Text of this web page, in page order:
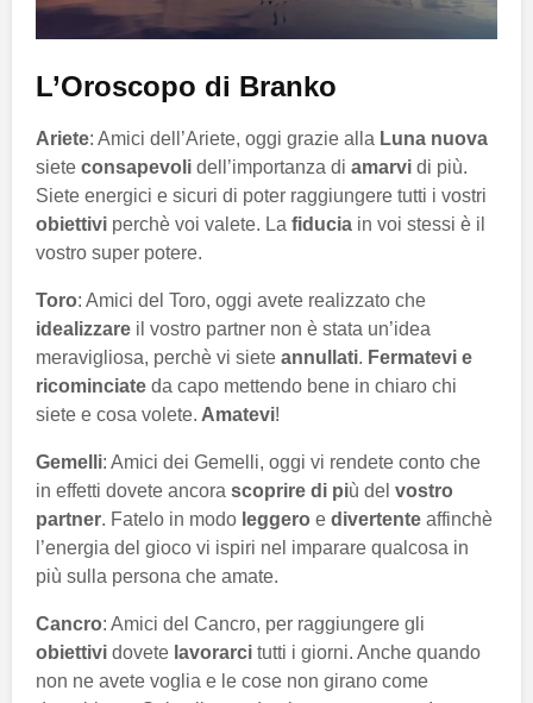
L’Oroscopo di Branko
Ariete: Amici dell’Ariete, oggi grazie alla Luna nuova
siete consapevoli dell’importanza di amarvi di più.
Siete energici e sicuri di poter raggiungere tutti i vostri
obiettivi perchè voi valete. La fiducia in voi stessi è il
vostro super potere.
Toro: Amici del Toro, oggi avete realizzato che
idealizzare il vostro partner non è stata un’idea
meravigliosa, perchè vi siete annullati. Fermatevi e
ricominciate da capo mettendo bene in chiaro chi
siete e cosa volete. Amatevi!
Gemelli: Amici dei Gemelli, oggi vi rendete conto che
in effetti dovete ancora scoprire di più del vostro
partner. Fatelo in modo leggero e divertente affinchè
l’energia del gioco vi ispiri nel imparare qualcosa in
più sulla persona che amate.
Cancro: Amici del Cancro, per raggiungere gli
obiettivi dovete lavorarci tutti i giorni. Anche quando
non ne avete voglia e le cose non girano come